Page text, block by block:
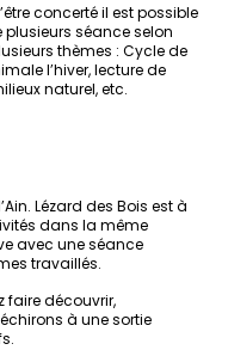
concerté il est possible
séance selon
thèmes : Cycle de
l’hiver, lecture de
naturel, etc.
Lézard des Bois est à
dans la même
avec une séance
travaillés.
faire découvrir,
à une sortie